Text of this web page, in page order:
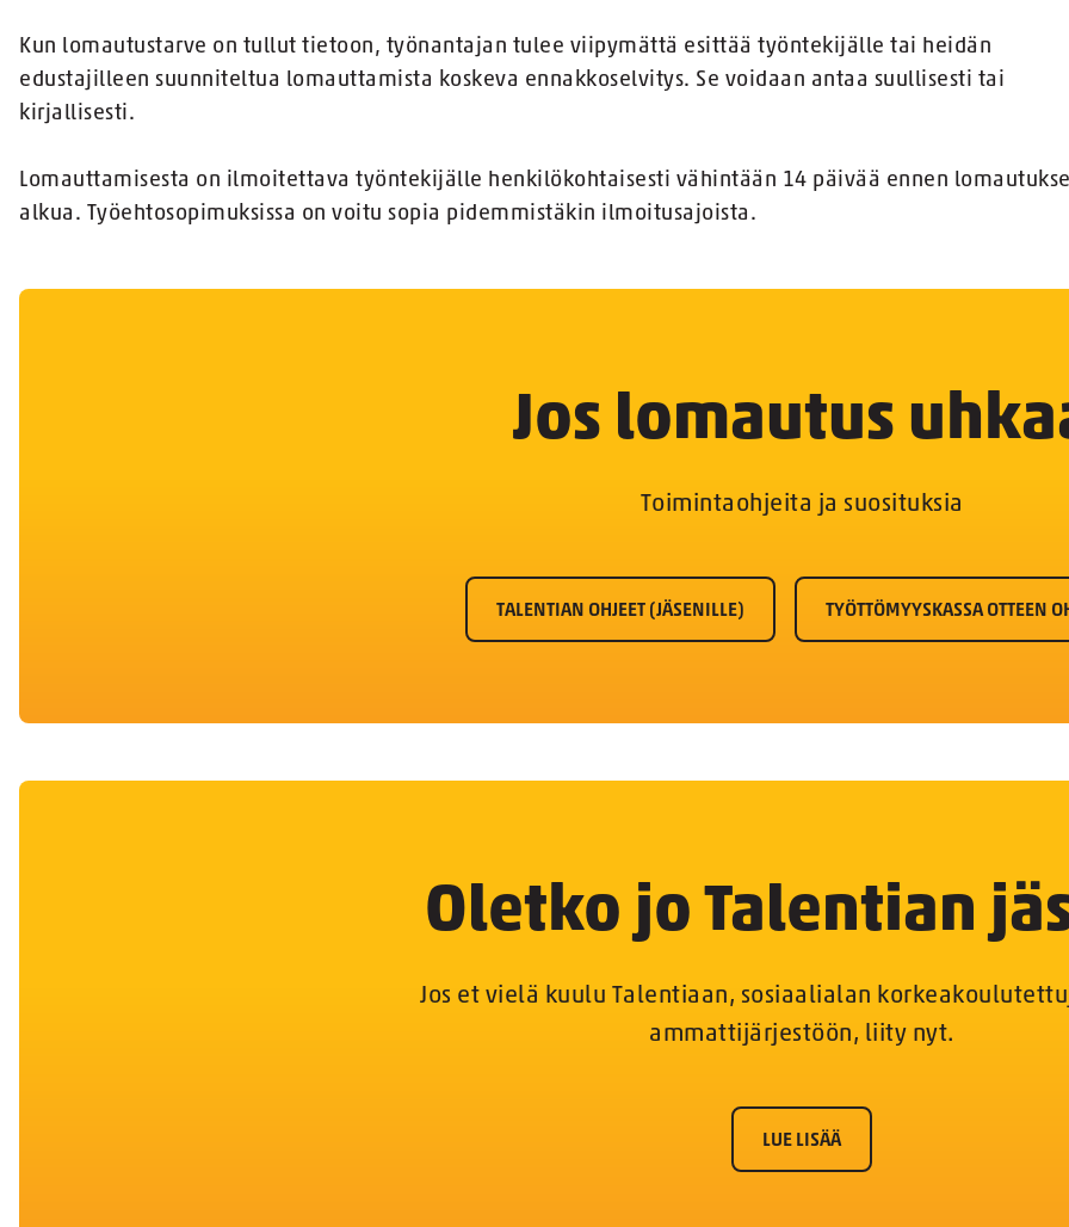
Kun lomautustarve on tullut tietoon, työnantajan tulee viipymättä esittää työntekijälle tai heidän
edustajilleen suunniteltua lomauttamista koskeva ennakkoselvitys. Se voidaan antaa suullisesti tai
kirjallisesti.
Lomauttamisesta on ilmoitettava työntekijälle henkilökohtaisesti vähintään 14 päivää ennen
alkua. Työehtosopimuksissa on voitu sopia pidemmistäkin ilmoitusajoista.
Jos lomautus
Toimintaohjeita ja suosituksia
TALENTIAN OHJEET (JÄSENILLE) TYÖTTÖMYYSKASSA OTTEEN
Oletko jo Talentian
Jos et vielä kuulu Talentiaan, sosiaalialan
ammattijärjestöön, liity nyt.
LUE LISÄÄ